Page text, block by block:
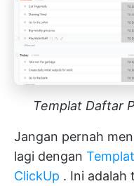
Templat Daftar
Jangan pernah
lagi dengan
ClickUp . Ini adalah